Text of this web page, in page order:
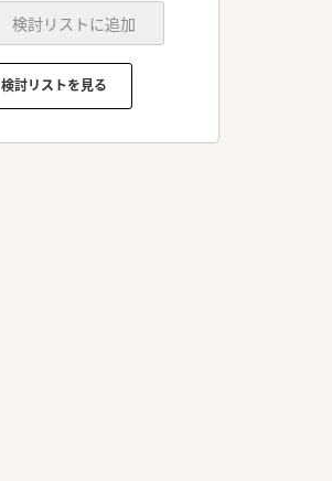
検討リストに追加
検討リストを見る